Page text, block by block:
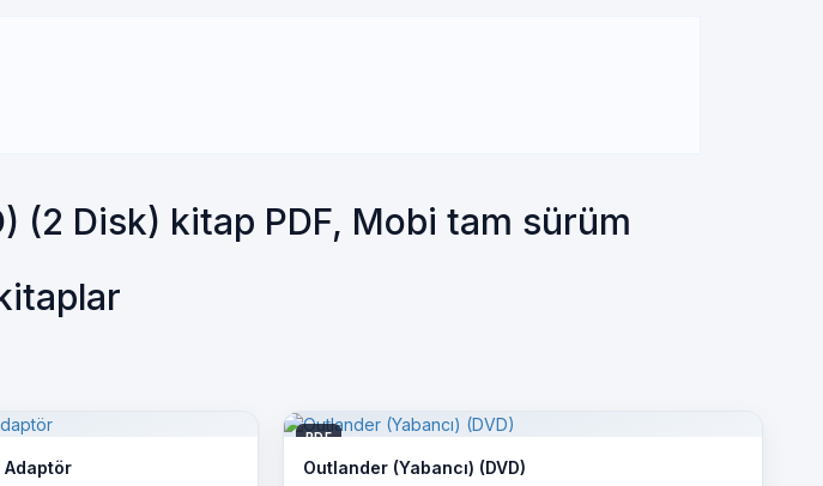
(2 Disk) kitap PDF, Mobi tam sürüm
Adaptör
PDF
Outlander (Yabancı) (DVD)